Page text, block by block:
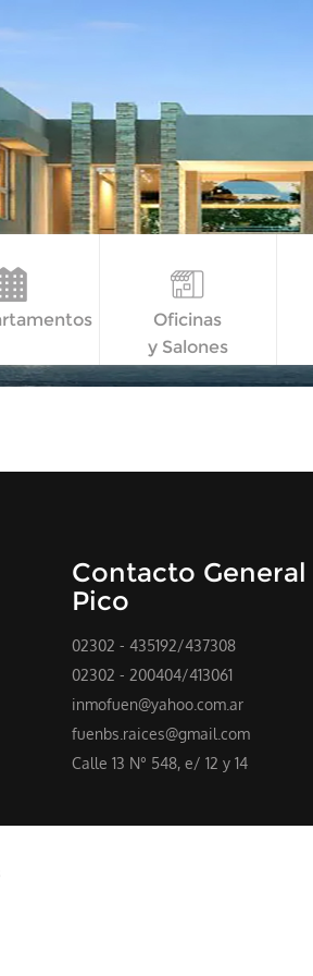
Oficinas
y Salones
Contacto General
Pico
02302 - 435192/437308
02302 - 200404/413061
inmofuen@yahoo.com.ar
fuenbs.raices@gmail.com
Calle 13 N° 548, e/ 12 y 14